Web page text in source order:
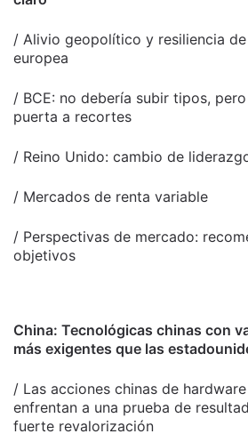
/ Alivio geopolítico y resiliencia
europea
/ BCE: no debería subir tipos,
puerta a recortes
/ Reino Unido: cambio de
/ Mercados de renta variable
/ Perspectivas de mercado:
objetivos
China: Tecnológicas chinas con
más exigentes que las
/ Las acciones chinas de
enfrentan a una prueba de
fuerte revalorización